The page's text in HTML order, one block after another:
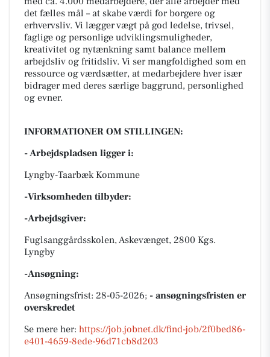
det fælles mål – at skabe værdi for borgere og
erhvervsliv. Vi lægger vægt på god ledelse, trivsel,
faglige og personlige udviklingsmuligheder,
kreativitet og nytænkning samt balance mellem
arbejdsliv og fritidsliv. Vi ser mangfoldighed som en
ressource og værdsætter, at medarbejdere hver især
bidrager med deres særlige baggrund, personlighed
og evner.
INFORMATIONER OM STILLINGEN:
- Arbejdspladsen ligger i:
Lyngby-Taarbæk Kommune
-Virksomheden tilbyder:
-Arbejdsgiver:
Fuglsanggårdsskolen, Askevænget, 2800 Kgs.
Lyngby
-Ansøgning:
Ansøgningsfrist: 28-05-2026; - ansøgningsfristen er
overskredet
Se mere her: https://job.jobnet.dk/find-job/2f0bed86-
e401-4659-8ede-96d71cb8d203